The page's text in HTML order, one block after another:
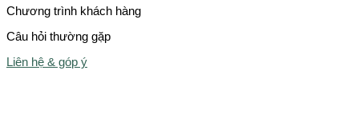
Chương trình khách hàng
Câu hỏi thường gặp
Liên hệ & góp ý